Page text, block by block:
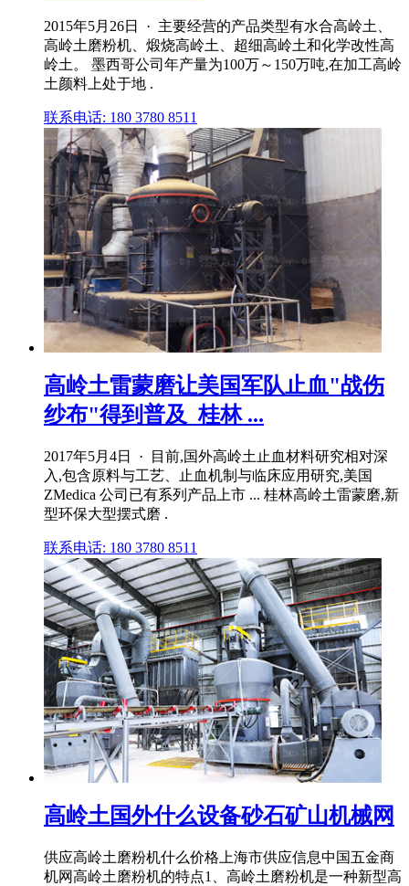
2015年5月26日 · 主要经营的产品类型有水合高岭土、
高岭土磨粉机、煅烧高岭土、超细高岭土和化学改性高
岭土。 墨西哥公司年产量为100万～150万吨,在加工高岭
土颜料上处于地 .
联系电话: 180 3780 8511
高岭土雷蒙磨让美国军队止血"战伤
纱布"得到普及_桂林 ...
2017年5月4日 · 目前,国外高岭土止血材料研究相对深
入,包含原料与工艺、止血机制与临床应用研究,美国
ZMedica 公司已有系列产品上市 ... 桂林高岭土雷蒙磨,新
型环保大型摆式磨 .
联系电话: 180 3780 8511
高岭土国外什么设备砂石矿山机械网
供应高岭土磨粉机什么价格上海市供应信息中国五金商
机网高岭土磨粉机的特点1、高岭土磨粉机是一种新型高